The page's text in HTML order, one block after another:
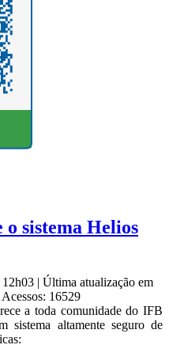
o sistema Helios
| Última atualização em
Acessos: 16529
a toda comunidade do IFB
sistema altamente seguro de